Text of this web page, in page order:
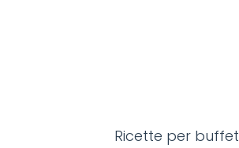
Ricette per buffet